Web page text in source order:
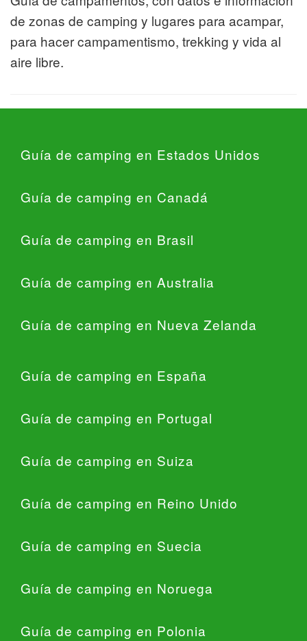
de zonas de camping y lugares para acampar,
para hacer campamentismo, trekking y vida al
aire libre.
Guía de camping en Estados Unidos
Guía de camping en Canadá
Guía de camping en Brasil
Guía de camping en Australia
Guía de camping en Nueva Zelanda
Guía de camping en España
Guía de camping en Portugal
Guía de camping en Suiza
Guía de camping en Reino Unido
Guía de camping en Suecia
Guía de camping en Noruega
Guía de camping en Polonia